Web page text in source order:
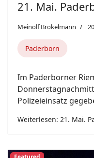
Previous
Featured